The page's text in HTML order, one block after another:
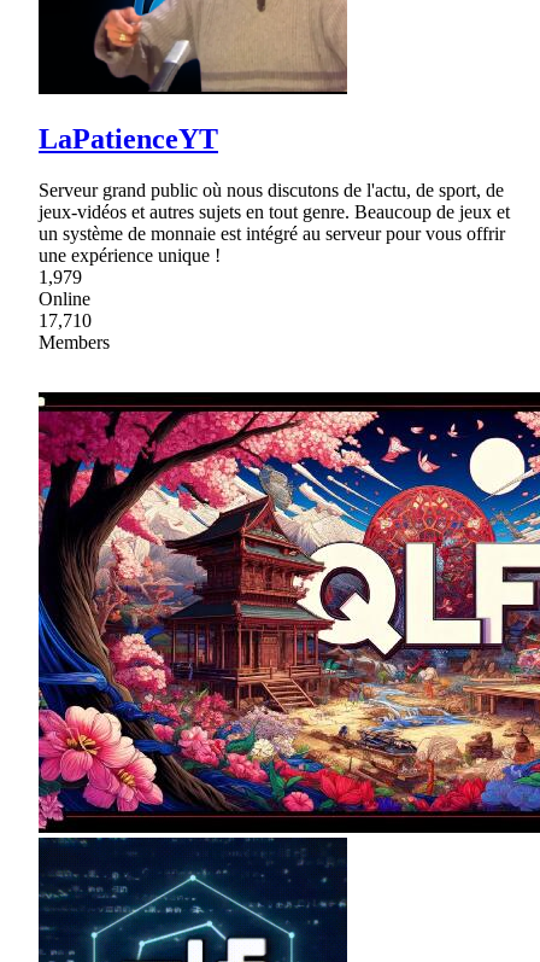
LaPatienceYT
Serveur grand public où nous discutons de l'actu, de sport, de
jeux-vidéos et autres sujets en tout genre. Beaucoup de jeux et
un système de monnaie est intégré au serveur pour vous offrir
une expérience unique !
1,979
Online
17,710
Members